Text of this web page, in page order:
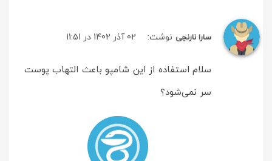
سارا نارنجی نوشت: 02 آذر 1402 در 11:51
سلام استفاده از این شامپو باعث التهاب پوست
سر نمی‌شود؟